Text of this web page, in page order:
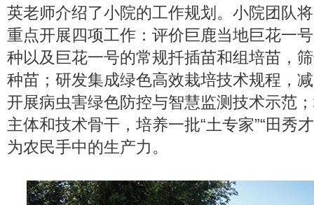
英老师介绍了小院的工作规划。小院团队
重点开展四项工作：评价巨鹿当地巨花一
种以及巨花一号的常规扦插苗和组培苗，
种苗；研发集成绿色高效栽培技术规程，
开展病虫害绿色防控与智慧监测技术示范
主体和技术骨干，培养一批“土专家”“田秀
为农民手中的生产力。